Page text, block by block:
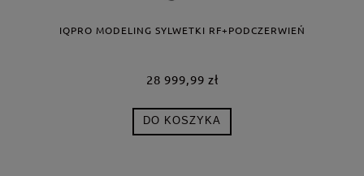
IQPRO MODELING SYLWETKI RF+PODCZERWIEŃ
28 999,99 zł
DO KOSZYKA